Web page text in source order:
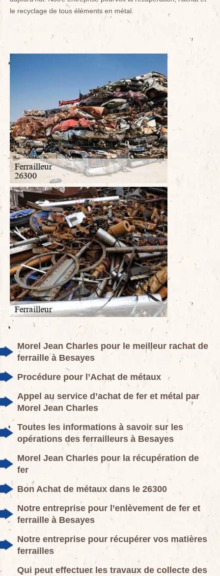
le recyclage de tous éléments en métal.
Morel Jean Charles pour le meilleur rachat de
ferraille à Besayes
Procédure pour l’Achat de métaux
Appel au service d’achat de fer et métal par
Morel Jean Charles
Toutes les informations à savoir sur les
opérations des ferrailleurs à Besayes
Morel Jean Charles pour la récupération de
fer
Bon Achat de métaux dans le 26300
Notre entreprise pour l’enlèvement de fer et
ferraille à Besayes
Notre entreprise pour récupérer vos matières
ferrailles
Qui peut effectuer les travaux de collecte des